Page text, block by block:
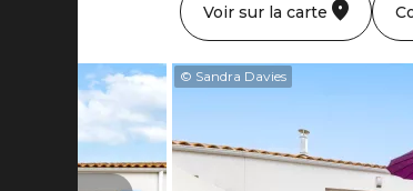
Voir sur la carte
© Sandra Davies